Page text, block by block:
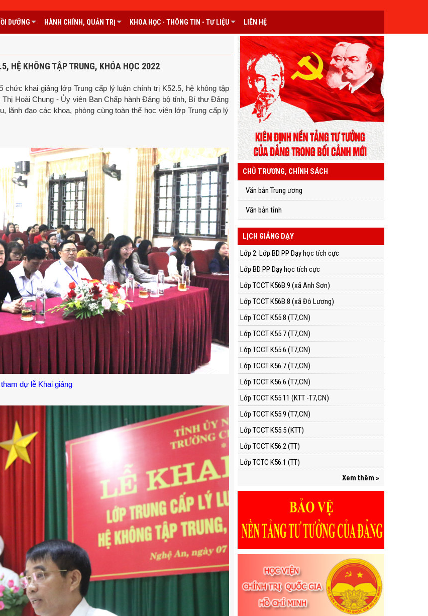
DƯỠNG HÀNH CHÍNH, QUẢN TRỊ KHOA HỌC - THÔNG TIN - TƯ LIỆU LIÊN HỆ
HỆ KHÔNG TẬP TRUNG, KHÓA HỌC 2022
khai giảng lớp Trung cấp lý luận chính trị K52.5, hệ không tập
Hoài Chung - Ủy viên Ban Chấp hành Đảng bộ tỉnh, Bí thư Đảng
lãnh đạo các khoa, phòng cùng toàn thể học viên lớp Trung cấp lý
dự lễ Khai giảng
CHỦ TRƯƠNG, CHÍNH SÁCH
Văn bản Trung ương
Văn bản tỉnh
LỊCH GIẢNG DẠY
Lớp 2. Lớp BD PP Dạy học tích cực
Lớp BD PP Dạy học tích cực
Lớp TCCT K56B.9 (xã Anh Sơn)
Lớp TCCT K56B.8 (xã Đô Lương)
Lớp TCCT K55.8 (T7,CN)
Lớp TCCT K55.7 (T7,CN)
Lớp TCCT K55.6 (T7,CN)
Lớp TCCT K56.7 (T7,CN)
Lớp TCCT K56.6 (T7,CN)
Lớp TCCT K55.11 (KTT -T7,CN)
Lớp TCCT K55.9 (T7,CN)
Lớp TCCT K55.5 (KTT)
Lớp TCCT K56.2 (TT)
Lớp TCTC K56.1 (TT)
Xem thêm »